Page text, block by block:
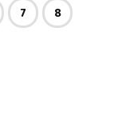
7 8